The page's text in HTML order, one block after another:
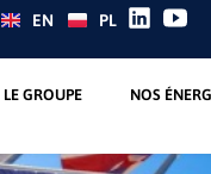
EN PL
LE GROUPE NOS